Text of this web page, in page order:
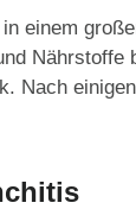
einem
Nährstoffe
Nach